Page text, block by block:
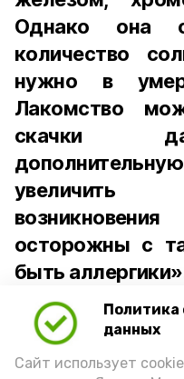
Политика
данных
Сайт использует
Однако она
количество
нужно в
Лакомство
скачки
осторожны с
быть
Для взрослого
порцией икры
(2-3 ложки). При